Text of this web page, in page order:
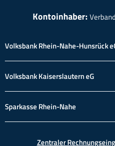
Kontoinhaber:
Volksbank Rhein-Nahe-Hunsrück
Volksbank Kaiserslautern eG
Sparkasse Rhein-Nahe
Zentraler